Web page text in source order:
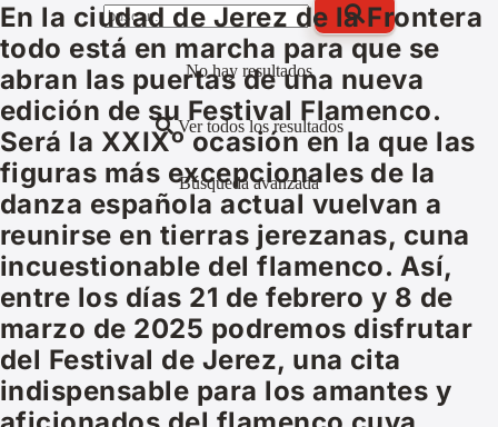
No hay resultados
Ver todos los resultados
Búsqueda avanzada
En la ciudad de Jerez de la Frontera
todo está en marcha para que se
abran las puertas de una nueva
edición de su Festival Flamenco.
Será la XXIXº ocasión en la que las
figuras más excepcionales de la
danza española actual vuelvan a
reunirse en tierras jerezanas, cuna
incuestionable del flamenco. Así,
entre los días 21 de febrero y 8 de
marzo de 2025 podremos disfrutar
del Festival de Jerez, una cita
indispensable para los amantes y